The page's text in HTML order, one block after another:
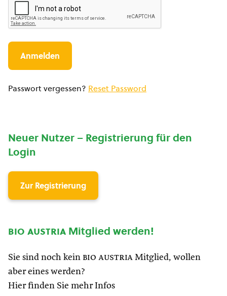
Passwort vergessen? Reset Password
Neuer Nutzer – Registrierung für den
Login
Zur Registrierung
bio austria Mitglied werden!
Sie sind noch kein bio austria Mitglied, wollen
aber eines werden?
Hier finden Sie mehr Infos